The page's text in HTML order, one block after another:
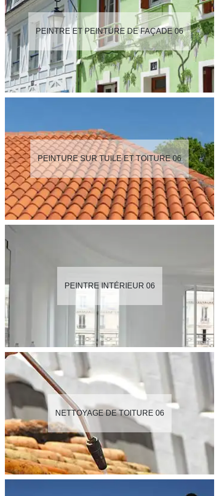
PEINTRE ET PEINTURE DE FAÇADE 06
PEINTURE SUR TUILE ET TOITURE 06
PEINTRE INTÉRIEUR 06
NETTOYAGE DE TOITURE 06